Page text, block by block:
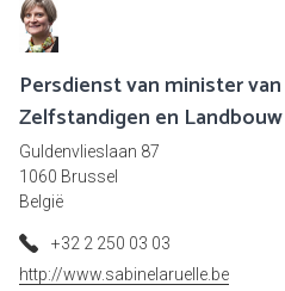
Persdienst van minister
Zelfstandigen en
Guldenvlieslaan 87
1060 Brussel
België
+32 2 250 03 03
http://www.sabinelaruelle.be